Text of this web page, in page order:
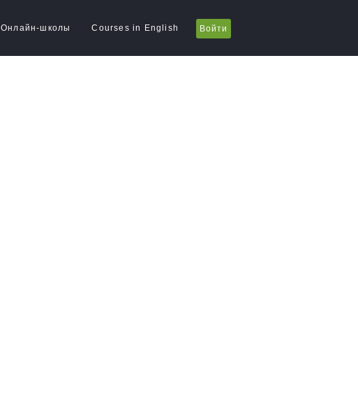
Онлайн-школы Courses in English Войти